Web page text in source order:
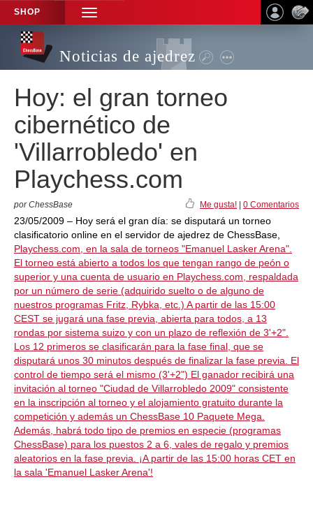
SHOP
TOGGLE
NAVIGATION
Noticias de ajedrez
Hoy: el gran torneo
cibernético de
'Villarrobledo' en
Playchess.com
por ChessBase Me gusta! 0 Comentarios
23/05/2009 – Hoy será el gran día: se disputará un torneo
clasificatorio online en el servidor de ajedrez de ChessBase,
Playchess.com, en la sala de torneos "Emanuel Lasker Arena".
El torneo está abierto a todos los que tengan rango de peón o
superior y una cuenta de usuario en Playchess.com, respaldada
por un número de serie (adquirido suelto o de alguno de
nuestros programas Fritz, Rybka, etc.) A partir de las 15:00
CEST se jugará una fase previa, abierta para todos, a 13
rondas por sistema suizo y con un plazo de reflexión de 3'+2".
Los 12 primeros se clasificarán para la fase final, que se
disputará unos 30 minutos después de finalizar la fase previa. El
control de tiempo será el mismo (3'+2") El ganador recibirá una
invitación al torneo "Ciudad de Villarrobledo 2009" consistente
en la inscripción al torneo y el alojamiento gratuito durante la
competición y además un ChessBase 10 Paquete Mega.
Además, habrá todo tipo de premios en especie (programas
ChessBase) para los puestos 2 a 6, vales de regalo y premios
aleatorios en la fase previa. ¡A partir de las 15:00 horas CET en
la sala 'Emanuel Lasker Arena'!